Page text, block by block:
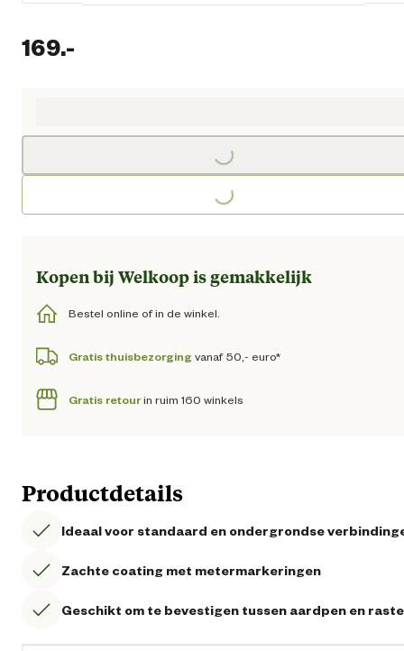
169.-
Loading...
Loading...
Kopen bij Welkoop is gemakkelijk
Bestel online of in de winkel.
Gratis thuisbezorging vanaf 50,- euro*
Gratis retourin ruim 160 winkels
Productdetails
Ideaal voor standaard en ondergrondse
Zachte coating met metermarkeringen
Geschikt om te bevestigen tussen aardpen en